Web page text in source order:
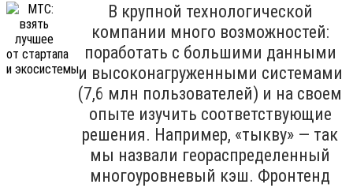
В крупной технологической
компании много возможностей:
поработать с большими данными
и высоконагруженными системами
(7,6 млн пользователей) и на своем
опыте изучить соответствующие
решения. Например, «тыкву» — так
мы назвали геораспределенный
многоуровневый кэш. Фронтенд